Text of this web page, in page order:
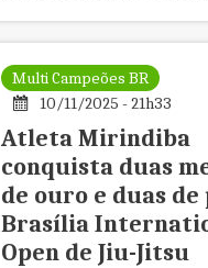
Multi Campeões BR
10/11/2025 - 21h33
Atleta Mirindiba
conquista duas
de ouro e duas
Brasília
Open de Jiu-Jitsu